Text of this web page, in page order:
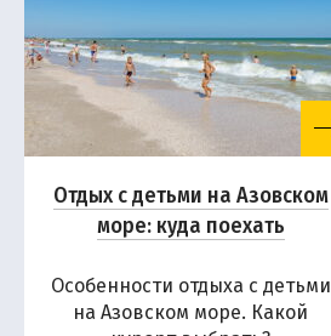
Отдых с детьми на Азовском
море: куда поехать
Особенности отдыха с детьми
на Азовском море. Какой